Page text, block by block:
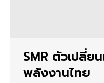
SMR ตัวเปลี่ย
พลังงานไทย